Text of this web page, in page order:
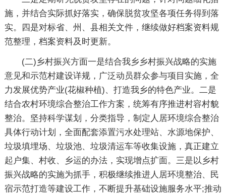
施，并结合实际抓好落实，确保脱贫攻坚各项任务得到落
实。四是对标省、州、县相关文件，继续做好档案资料规
范整理，档案资料及时更新。
(二)乡村振兴方面一是结合我乡乡村振兴战略的实施
意见和示范村建设详规，广泛动员群众参与项目实施，全
力发展优势产业(花椒种植)、打造我乡的特色产业。二是
结合农村环境综合整治工作方案，统筹有序推进村容村貌
整治。坚持科学谋划，分类指导，制定人居环境综合整治
具体行动计划，全面配套添置污水处理站、水源地保护、
垃圾填埋场、垃圾池、垃圾清运车等收集设施，真正建立
起户集、村收、乡运的办法，实现增点扩面。三是以乡村
振兴战略的实施为抓手，积极继续推进人居环境整治、民
宿示范打造等建设工作，不断提升基础设施服务水平;推动